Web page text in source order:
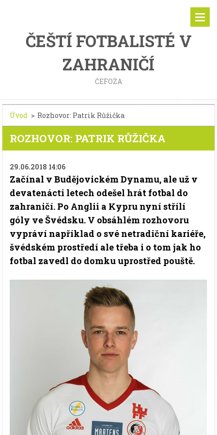
ČEŠTÍ FOTBALISTÉ V
ZAHRANIČÍ
ČEFOZA
Úvod > Rozhovor: Patrik Růžička
ROZHOVOR: PATRIK RŮŽIČKA
29.06.2018 14:06
Začínal v Budějovickém Dynamu, ale už v
devatenácti letech odešel hrát fotbal do
zahraničí. Po Anglii a Kypru nyní střílí
góly ve Švédsku. V obsáhlém rozhovoru
vypráví například o své netradiční kariéře,
švédském prostředí ale třeba i o tom jak ho
fotbal zavedl do domku uprostřed pouště.